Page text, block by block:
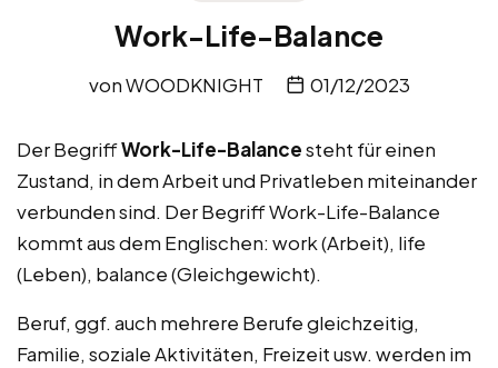
Work-Life-Balance
vonWOODKNIGHT 01/12/2023
Der BegriffWork-Life-Balancesteht für einen
Zustand, in dem Arbeit und Privatleben miteinander
verbunden sind. Der Begriff Work-Life-Balance
kommt aus dem Englischen: work (Arbeit), life
(Leben), balance (Gleichgewicht).
Beruf, ggf. auch mehrere Berufe gleichzeitig,
Familie, soziale Aktivitäten, Freizeit usw. werden im